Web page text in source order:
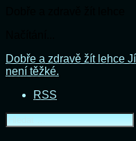
Přejít
k
webu
Dobře a zdravě žít lehce
není těžké.
RSS
Vyhledávání